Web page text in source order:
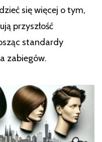
się więcej o tym,
przyszłość
standardy
zabiegów.